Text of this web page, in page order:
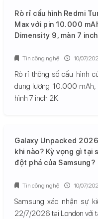
Rò rỉ cấu hình Redmi
Max với pin 10.000
Dimensity 9, màn 7
Rò rỉ thông số cấu hình
dung lượng 10.000
hình 7 inch 2K.
Tin công nghệ 10/07/
Galaxy Unpacked
khi nào? Kỳ vọng gì tại
đột phá của Samsung?
Samsung xác nhận sự
22/7/2026 tại London với
Tin công nghệ 10/07/